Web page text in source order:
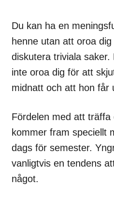
Du kan ha en
henne utan att oroa
diskutera triviala saker.
inte oroa dig för att
midnatt och att hon får
Fördelen med att träffa
kommer fram speciellt
dags för semester.
vanligtvis en tendens
något.